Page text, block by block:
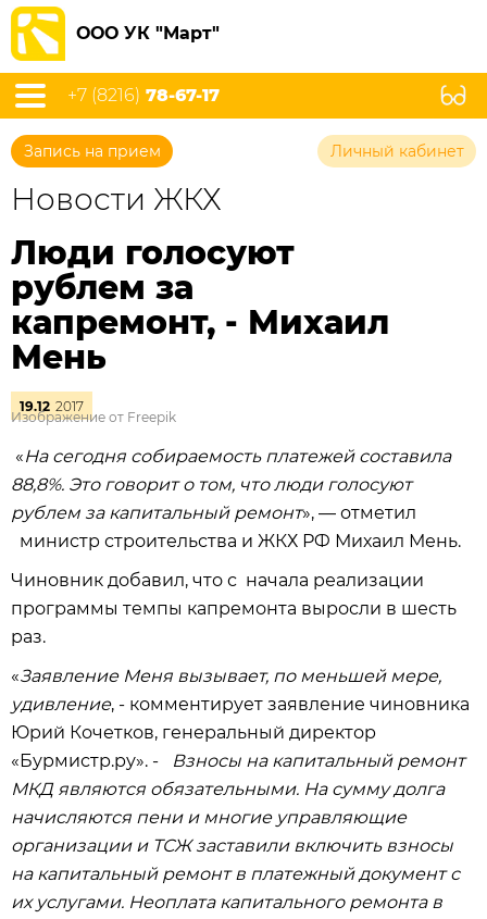
ООО УК "Март"
+7 (8216) 78-67-17
Запись на прием Личный кабинет
Новости ЖКХ
Люди голосуют
рублем за
капремонт, - Михаил
Мень
19.12 2017
Изображение от Freepik
«На сегодня собираемость платежей составила
88,8%. Это говорит о том, что люди голосуют
рублем за капитальный ремонт», — отметил
министр строительства и ЖКХ РФ Михаил Мень.
Чиновник добавил, что с начала реализации
программы темпы капремонта выросли в шесть
раз.
«Заявление Меня вызывает, по меньшей мере,
удивление, - комментирует заявление чиновника
Юрий Кочетков, генеральный директор
«Бурмистр.ру». -
Взносы на капитальный ремонт
МКД являются обязательными. На сумму долга
начисляются пени и многие управляющие
организации и ТСЖ заставили включить взносы
на капитальный ремонт в платежный документ с
их услугами. Неоплата капитального ремонта в